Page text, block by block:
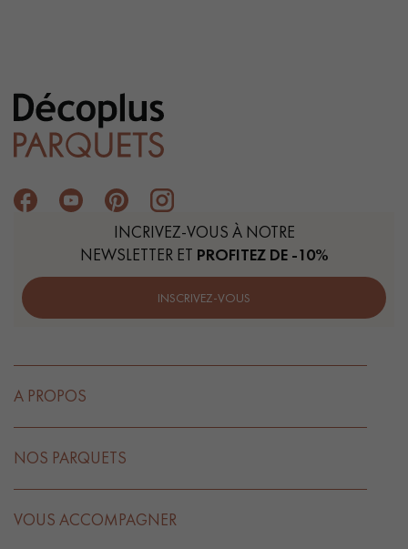
INCRIVEZ-VOUS À NOTRE
NEWSLETTER ET PROFITEZ DE -10%
INSCRIVEZ-VOUS
A PROPOS
NOS PARQUETS
VOUS ACCOMPAGNER